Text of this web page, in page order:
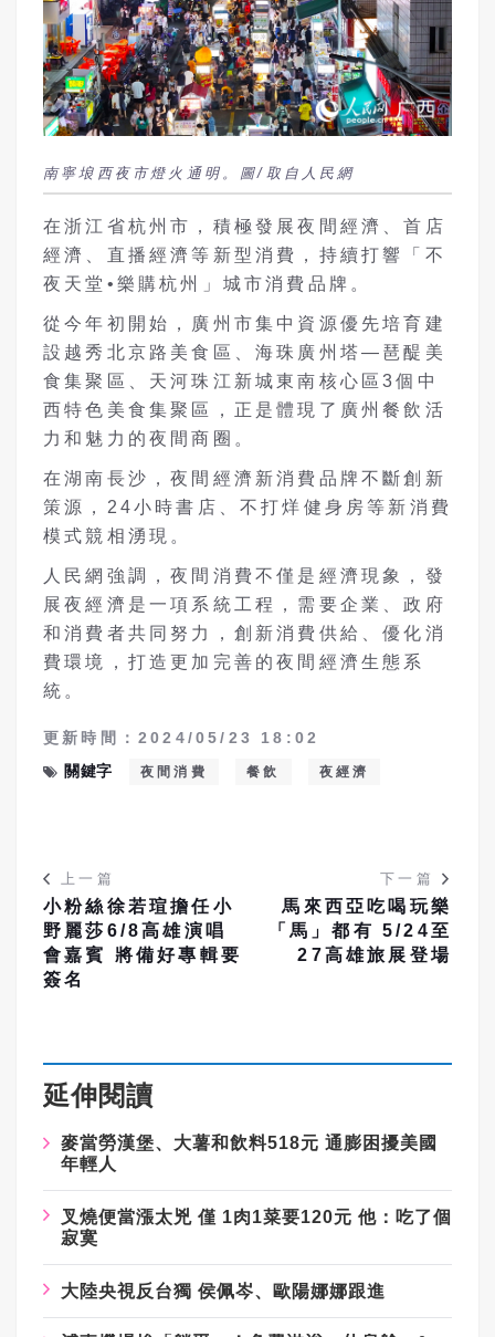
南寧埌西夜市燈火通明。圖/取自人民網
在浙江省杭州市，積極發展夜間經濟、首店
經濟、直播經濟等新型消費，持續打響「不
夜天堂•樂購杭州」城市消費品牌。
從今年初開始，廣州市集中資源優先培育建
設越秀北京路美食區、海珠廣州塔—琶醍美
食集聚區、天河珠江新城東南核心區3個中
西特色美食集聚區，正是體現了廣州餐飲活
力和魅力的夜間商圈。
在湖南長沙，夜間經濟新消費品牌不斷創新
策源，24小時書店、不打烊健身房等新消費
模式競相湧現。
人民網強調，夜間消費不僅是經濟現象，發
展夜經濟是一項系統工程，需要企業、政府
和消費者共同努力，創新消費供給、優化消
費環境，打造更加完善的夜間經濟生態系
統。
更新時間：2024/05/23 18:02
關鍵字
夜間消費 餐飲 夜經濟
上一篇
小粉絲徐若瑄擔任小
野麗莎6/8高雄演唱
會嘉賓 將備好專輯要
簽名
下一篇
馬來西亞吃喝玩樂
「馬」都有 5/24至
27高雄旅展登場
延伸閱讀
麥當勞漢堡、大薯和飲料518元 通膨困擾美國
年輕人
叉燒便當漲太兇 僅 1肉1菜要120元 他：吃了個
寂寞
大陸央視反台獨 侯佩岑、歐陽娜娜跟進